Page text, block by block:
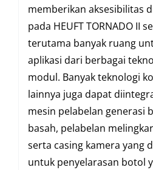
memberikan aksesibilitas
pada HEUFT TORNADO II
terutama banyak ruang
aplikasi dari berbagai
modul. Banyak teknologi
lainnya juga dapat
mesin pelabelan generasi
basah, pelabelan
serta casing kamera yang
untuk penyelarasan botol